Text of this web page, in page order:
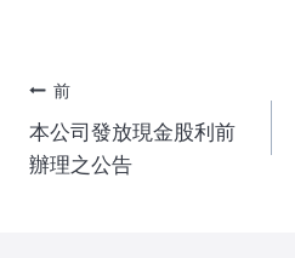
投
稿
前
本公司發放現金股利前
辦理之公告